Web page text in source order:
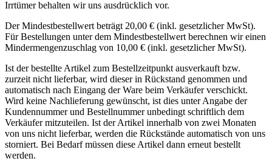
Irrtümer behalten wir uns ausdrücklich vor.
Der Mindestbestellwert beträgt 20,00 € (inkl. gesetzlicher MwSt).
Für Bestellungen unter dem Mindestbestellwert berechnen wir einen
Mindermengenzuschlag von 10,00 € (inkl. gesetzlicher MwSt).
Ist der bestellte Artikel zum Bestellzeitpunkt ausverkauft bzw.
zurzeit nicht lieferbar, wird dieser in Rückstand genommen und
automatisch nach Eingang der Ware beim Verkäufer verschickt.
Wird keine Nachlieferung gewünscht, ist dies unter Angabe der
Kundennummer und Bestellnummer unbedingt schriftlich dem
Verkäufer mitzuteilen. Ist der Artikel innerhalb von zwei Monaten
von uns nicht lieferbar, werden die Rückstände automatisch von uns
storniert. Bei Bedarf müssen diese Artikel dann erneut bestellt
werden.